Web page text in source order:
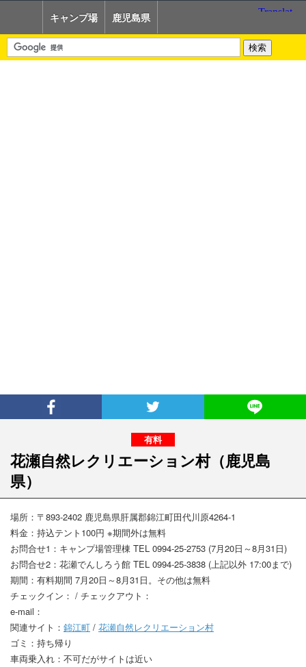
キャンプ場 鹿児島県
花瀬自然レクリエーション村（鹿児島
県）
場所：〒893-2402 鹿児島県肝属郡錦江町田代川原4264-1
料金：持込テント100円 ※期間外は無料
お問合せ1：キャンプ場管理棟 TEL 0994-25-2753 (7月20日～8月31日)
お問合せ2：花瀬でんしろう館 TEL 0994-25-3838 (上記以外 17:00まで)
期間：有料期間 7月20日～8月31日。その他は無料
チェックイン： / チェックアウト：
e-mail：
関連サイト： 錦江町 / 花瀬自然レクリエーション村
ゴミ：持ち帰り
車両乗入れ：不可だがサイトは近い